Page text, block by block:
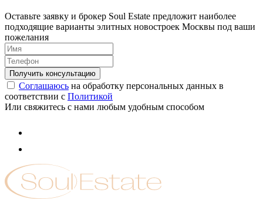
Оставьте заявку и брокер Soul Estate предложит наиболее
подходящие варианты элитных новостроек Москвы под ваши
пожелания
Соглашаюсь на обработку персональных данных в
соответствии с Политикой
Или свяжитесь с нами любым удобным способом